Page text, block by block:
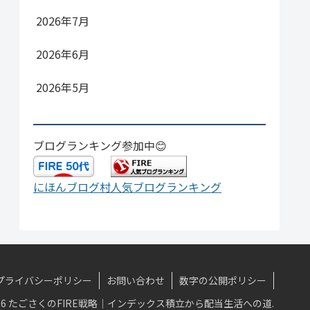
2026年7月
2026年6月
2026年5月
ブログランキング参加中😊
にほんブログ村人気ブログランキング
ライバシーポリシー お問い合わせ
数字の公開ポリシー
たごさくのFIRE戦略｜インデックス積立から配当生活への道.